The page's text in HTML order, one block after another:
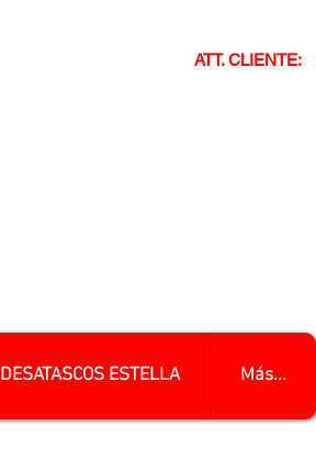
ATT. CLIENTE:
DESATASCOS ESTELLA Más...